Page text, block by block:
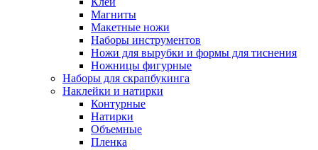
Магниты
Макетные ножи
Наборы инструментов
Ножи для вырубки и формы для тиснения
Ножницы фигурные
Наборы для скрапбукинга
Наклейки и натирки
Контурные
Натирки
Объемные
Пленка